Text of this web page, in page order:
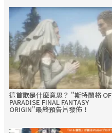
這首歌是什麼意思？ "斯特蘭格 OF
PARADISE FINAL FANTASY
ORIGIN"最終預告片發佈！